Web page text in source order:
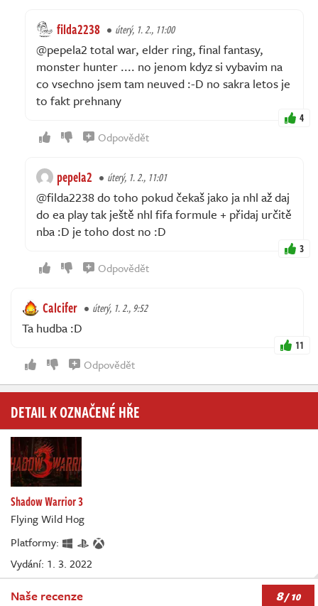
filda2238 úterý, 1. 2., 11:00
@pepela2 total war, elder ring, final fantasy,
monster hunter .... no jenom kdyz si vybavim na
co vsechno jsem tam neuved :-D no sakra letos je
to fakt prehnany
4
Odpovědět
pepela2 úterý, 1. 2., 11:01
@filda2238 do toho pokud čekaš jako ja nhl až daj
do ea play tak ještě nhl fifa formule + přidaj určitě
nba :D je toho dost no :D
3
Odpovědět
Calcifer úterý, 1. 2., 9:52
Ta hudba :D
11
Odpovědět
DETAIL K OZNAČENÉ HŘE
Shadow Warrior 3
Flying Wild Hog
Platformy:
Vydání: 1. 3. 2022
Naše recenze 8/ 10